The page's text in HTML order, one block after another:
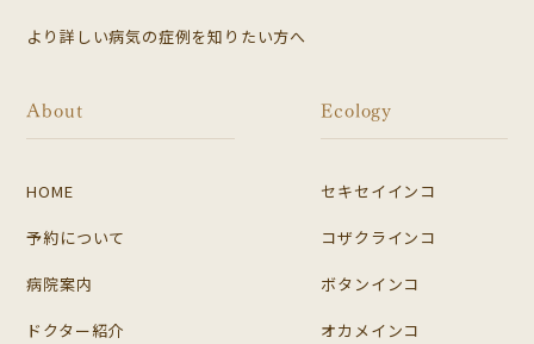
より詳しい病気の症例を知りたい方へ
About
HOME
予約について
病院案内
ドクター紹介
Ecology
セキセイインコ
コザクラインコ
ボタンインコ
オカメインコ